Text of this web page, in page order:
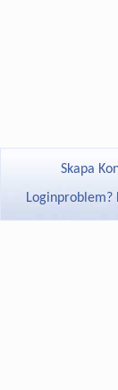
Skapa
Loginproblem?